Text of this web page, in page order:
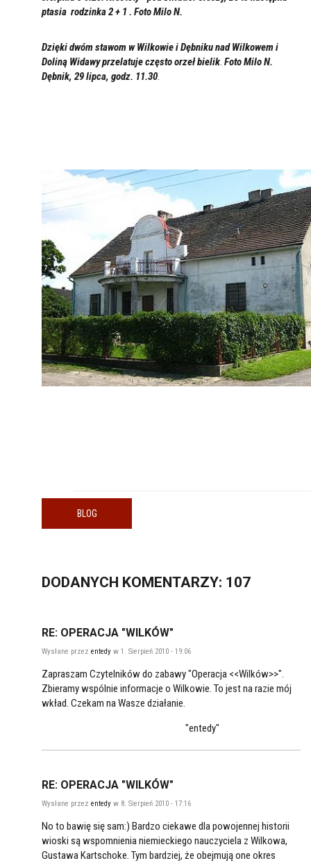
ptasia rodzinka 2 + 1 . Foto Milo N.
Dzięki dwóm stawom w Wilkowie i Dębniku nad Wilkowem i
Doliną Widawy przelatuje częstoorzeł bielik. Foto Milo N.
Dębnik, 29 lipca, godz. 11.30.
BLOG
DODANYCH KOMENTARZY: 107
RE: OPERACJA "WILKÓW"
Wysłane przez entedy w 1. Sierpień 2010 - 19:06
Zapraszam Czytelników do zabawy "Operacja <<Wilków>>".
Zbieramy wspólnie informacje o Wilkowie. To jest na razie mój
wkład. Czekam na Wasze działanie.
"entedy"
RE: OPERACJA "WILKÓW"
Wysłane przez entedy w 8. Sierpień 2010 - 17:16
No to bawię się sam:) Bardzo ciekawe dla powojennej historii
wioski są wspomnienia niemieckiego nauczyciela z Wilkowa,
Gustawa Kartschoke. Tym bardziej, że obejmują one okres